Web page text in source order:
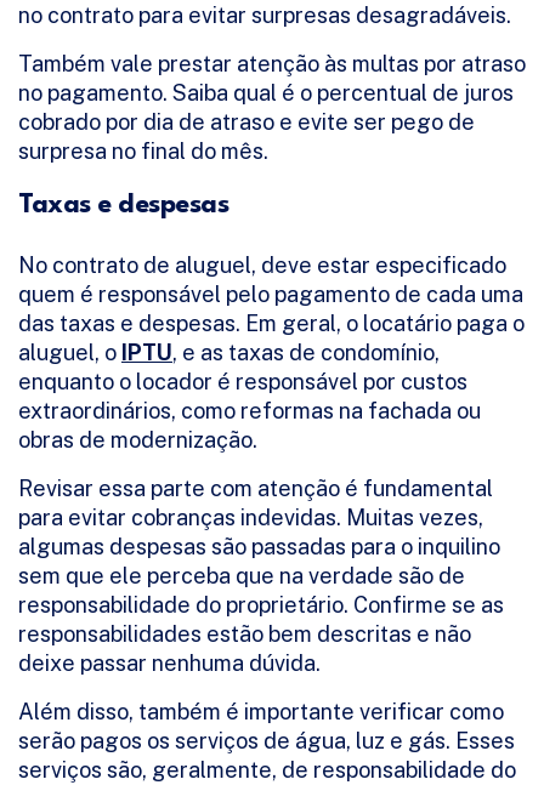
no contrato para evitar surpresas desagradáveis.
Também vale prestar atenção às multas por atraso
no pagamento. Saiba qual é o percentual de juros
cobrado por dia de atraso e evite ser pego de
surpresa no final do mês.
Taxas e despesas
No contrato de aluguel, deve estar especificado
quem é responsável pelo pagamento de cada uma
das taxas e despesas. Em geral, o locatário paga o
aluguel, o IPTU, e as taxas de condomínio,
enquanto o locador é responsável por custos
extraordinários, como reformas na fachada ou
obras de modernização.
Revisar essa parte com atenção é fundamental
para evitar cobranças indevidas. Muitas vezes,
algumas despesas são passadas para o inquilino
sem que ele perceba que na verdade são de
responsabilidade do proprietário. Confirme se as
responsabilidades estão bem descritas e não
deixe passar nenhuma dúvida.
Além disso, também é importante verificar como
serão pagos os serviços de água, luz e gás. Esses
serviços são, geralmente, de responsabilidade do